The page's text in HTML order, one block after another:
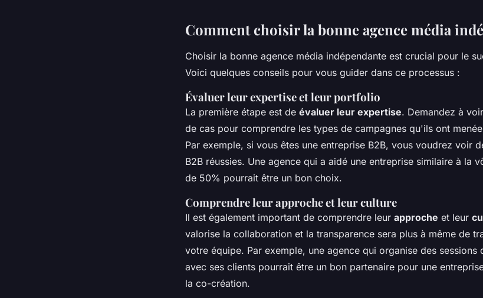
Comment choisir la bonne agence média
Choisir la bonne agence média indépendante est crucial pour le
Voici quelques conseils pour vous guider dans ce processus :
Évaluer leur expertise et leur portfolio
La première étape est de évaluer leur expertise. Demandez à
de cas pour comprendre les types de campagnes qu'ils ont
Par exemple, si vous êtes une entreprise B2B, vous voudrez voir
B2B réussies. Une agence qui a aidé une entreprise similaire à la
de 50% pourrait être un bon choix.
Comprendre leur approche et leur culture
Il est également important de comprendre leur approche et leur
valorise la collaboration et la transparence sera plus à même de
votre équipe. Par exemple, une agence qui organise des sessions
avec ses clients pourrait être un bon partenaire pour une
la co-création.